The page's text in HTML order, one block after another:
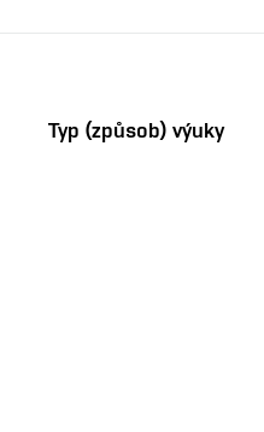
Typ (způsob) výuky